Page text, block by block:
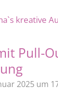
kreative
Pull-
2025 um